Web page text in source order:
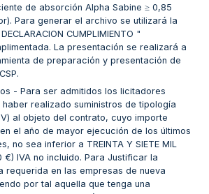
de absorción Alpha Sabine ≥ 0,85
Para generar el archivo se utilizará la
CUMPLIMIENTO "
La presentación se realizará a
de preparación y presentación de
- Para ser admitidos los licitadores
realizado suministros de tipología
al objeto del contrato, cuyo importe
el año de mayor ejecución de los últimos
no sea inferior a TREINTA Y SIETE MIL
€) IVA no incluido. Para Justificar la
requerida en las empresas de nueva
por tal aquella que tenga una